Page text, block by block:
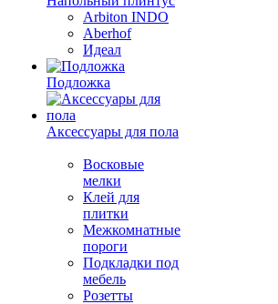
Arbiton INDO
Aberhof
Идеал
Подложка
Аксессуары для пола
Восковые
мелки
Клей для
плитки
Межкомнатные
пороги
Подкладки под
мебель
Розетты